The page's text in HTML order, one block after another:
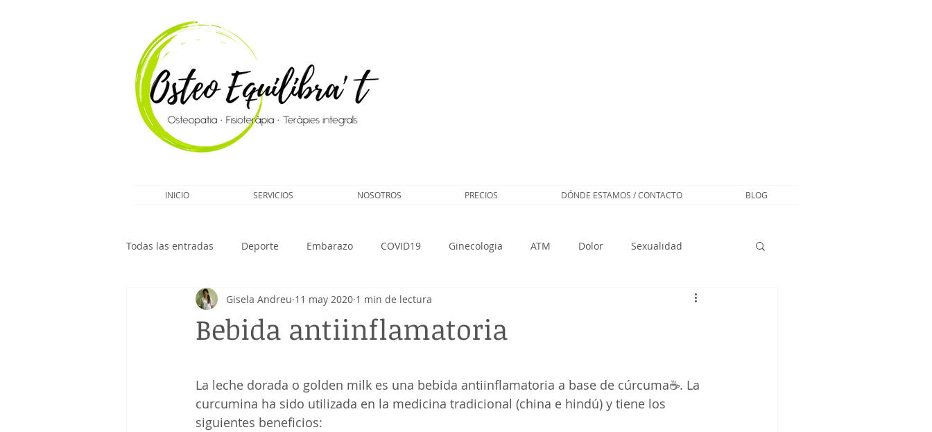
INICIO SERVICIOS NOSOTROS PRECIOS DÓNDE ESTAMOS / CONTACTO BLOG
Todas las entradas Deporte Embarazo COVID19 Ginecologia ATM Dolor Sexualidad
Bebida antiinflamatoria
Gisela Andreu 11 may 2020 1 min de lectura
La leche dorada o golden milk es una bebida antiinflamatoria a base de cúrcuma☕. La
curcumina ha sido utilizada en la medicina tradicional (china e hindú) y tiene los
siguientes beneficios: